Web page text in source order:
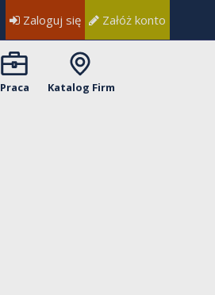
Zaloguj się Załóż konto
Praca Katalog Firm